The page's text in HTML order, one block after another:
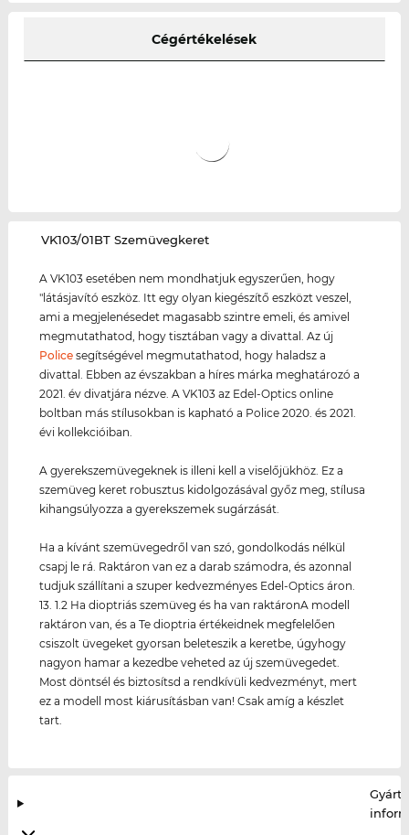
Cégértékelések
‌VK103/01BT Szemüvegkeret
A VK103 esetében nem mondhatjuk egyszerűen, hogy
"látásjavító eszköz. Itt egy olyan kiegészítő eszközt veszel,
ami a megjelenésedet magasabb szintre emeli, és amivel
megmutathatod, hogy tisztában vagy a divattal. Az új
Police segítségével megmutathatod, hogy haladsz a
divattal. Ebben az évszakban a híres márka meghatározó a
2021. év divatjára nézve. A VK103 az Edel-Optics online
boltban más stílusokban is kapható a Police 2020. és 2021.
évi kollekcióiban.
A gyerekszemüvegeknek is illeni kell a viselőjükhöz. Ez a
szemüveg keret robusztus kidolgozásával győz meg, stílusa
kihangsúlyozza a gyerekszemek sugárzását.
Ha a kívánt szemüvegedről van szó, gondolkodás nélkül
csapj le rá. Raktáron van ez a darab számodra, és azonnal
tudjuk szállítani a szuper kedvezményes Edel-Optics áron.
13. 1.2 Ha dioptriás szemüveg és ha van raktáronA modell
raktáron van, és a Te dioptria értékeidnek megfelelően
csiszolt üvegeket gyorsan beleteszik a keretbe, úgyhogy
nagyon hamar a kezedbe veheted az új szemüvegedet.
Most döntsél és biztosítsd a rendkívüli kedvezményt, mert
ez a modell most kiárusításban van! Csak amíg a készlet
tart.